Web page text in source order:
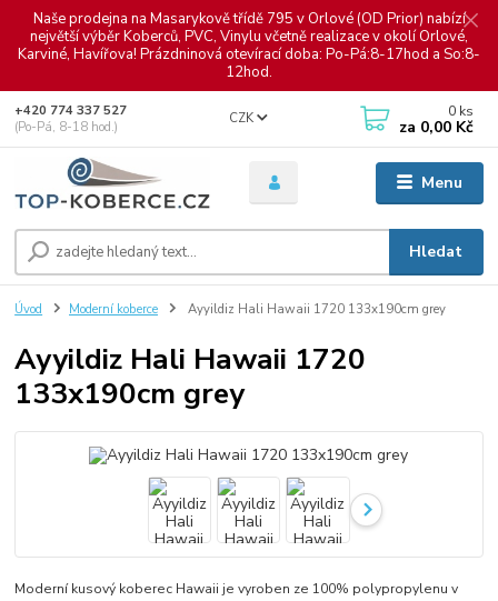
Naše prodejna na Masarykově třídě 795 v Orlové (OD Prior) nabízí
největší výběr Koberců, PVC, Vinylu včetně realizace v okolí Orlové,
Karviné, Havířova! Prázdninová otevírací doba: Po-Pá:8-17hod a So:8-
12hod.
Menu
CZK
Hledat
+420 774 337 527
(Po-Pá, 8-18 hod.)
0 ks
za 0,00 Kč
Úvod Moderní koberce Ayyildiz Hali Hawaii 1720 133x190cm grey
Ayyildiz Hali Hawaii 1720
133x190cm grey
Moderní kusový koberec Hawaii je vyroben ze 100% polypropylenu v